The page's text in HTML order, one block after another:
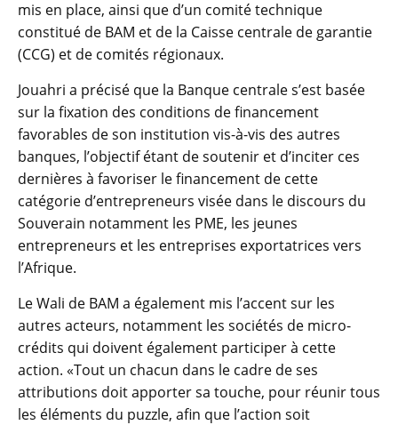
mis en place, ainsi que d’un comité technique
constitué de BAM et de la Caisse centrale de garantie
(CCG) et de comités régionaux.
Jouahri a précisé que la Banque centrale s’est basée
sur la fixation des conditions de financement
favorables de son institution vis-à-vis des autres
banques, l’objectif étant de soutenir et d’inciter ces
dernières à favoriser le financement de cette
catégorie d’entrepreneurs visée dans le discours du
Souverain notamment les PME, les jeunes
entrepreneurs et les entreprises exportatrices vers
l’Afrique.
Le Wali de BAM a également mis l’accent sur les
autres acteurs, notamment les sociétés de micro-
crédits qui doivent également participer à cette
action. «Tout un chacun dans le cadre de ses
attributions doit apporter sa touche, pour réunir tous
les éléments du puzzle, afin que l’action soit